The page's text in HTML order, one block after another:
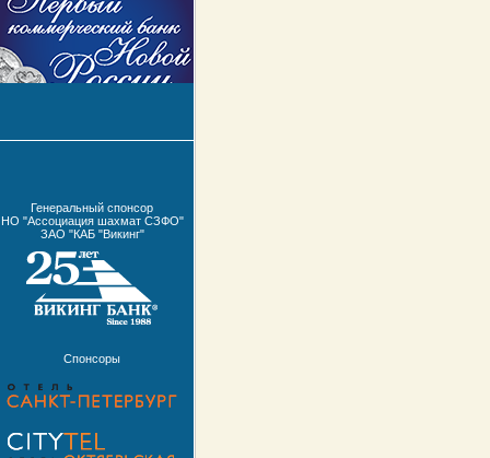
Генеральный спонсор
НО "Ассоциация шахмат СЗФО"
ЗАО "КАБ "Викинг"
Спонсоры